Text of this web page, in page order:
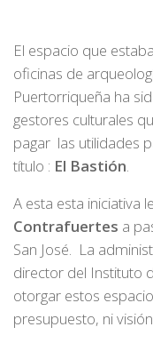
El espacio que
oficinas de
Puertorriqueña ha
gestores culturales
pagar las utilidades
título : El Bastión.
A esta esta iniciativa
Contrafuertes a
San José. La
director del Instituto
otorgar estos
presupuesto, ni